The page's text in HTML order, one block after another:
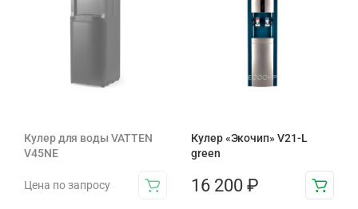
Кулер для воды VATTEN
V45NE
Цена по запросу
Кулер «Экочип» V21-L
green
16 200 ₽